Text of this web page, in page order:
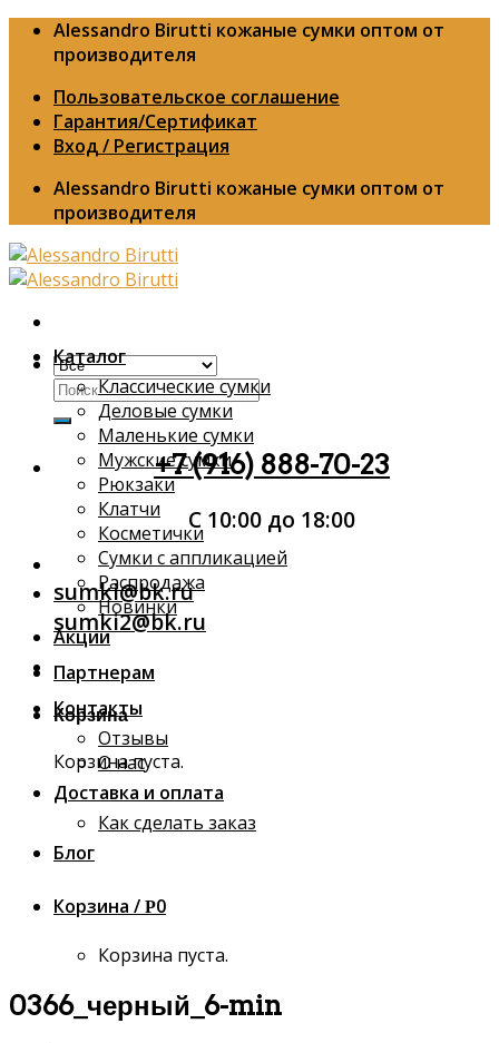
Skip Alessandro Birutti кожаные сумки оптом от
производителя
Пользовательское соглашение
Гарантия/Сертификат
Вход / Регистрация
Alessandro Birutti кожаные сумки оптом от
производителя
Искать:
+7 (916) 888-70-23
С 10:00 до 18:00
sumki@bk.ru
sumki2@bk.ru
Корзина
Корзина пуста.
Каталог
Классические сумки
Деловые сумки
Маленькие сумки
Мужские сумки
Рюкзаки
Клатчи
Косметички
Сумки с аппликацией
Распродажа
Новинки
Акции
Партнерам
Контакты
Отзывы
О нас
Доставка и оплата
Как сделать заказ
Блог
Корзина / Р0
Корзина пуста.
0366_черный_6-min